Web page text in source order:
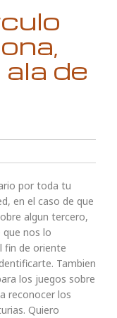
de
por toda tu
en el caso de que
algun tercero,
que nos lo
fin de oriente
Tambien
los juegos sobre
reconocer los
Quiero